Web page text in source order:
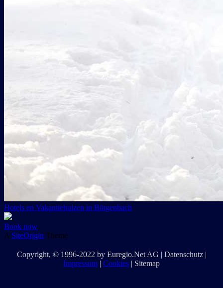
Hotels en Vakantiehuizen in Bütgenbach
Book now
A SiteOrigin Theme
Copyright, © 1996-2022 by Euregio.Net AG | Datenschutz|
Impressum | Cookies | Sitemap